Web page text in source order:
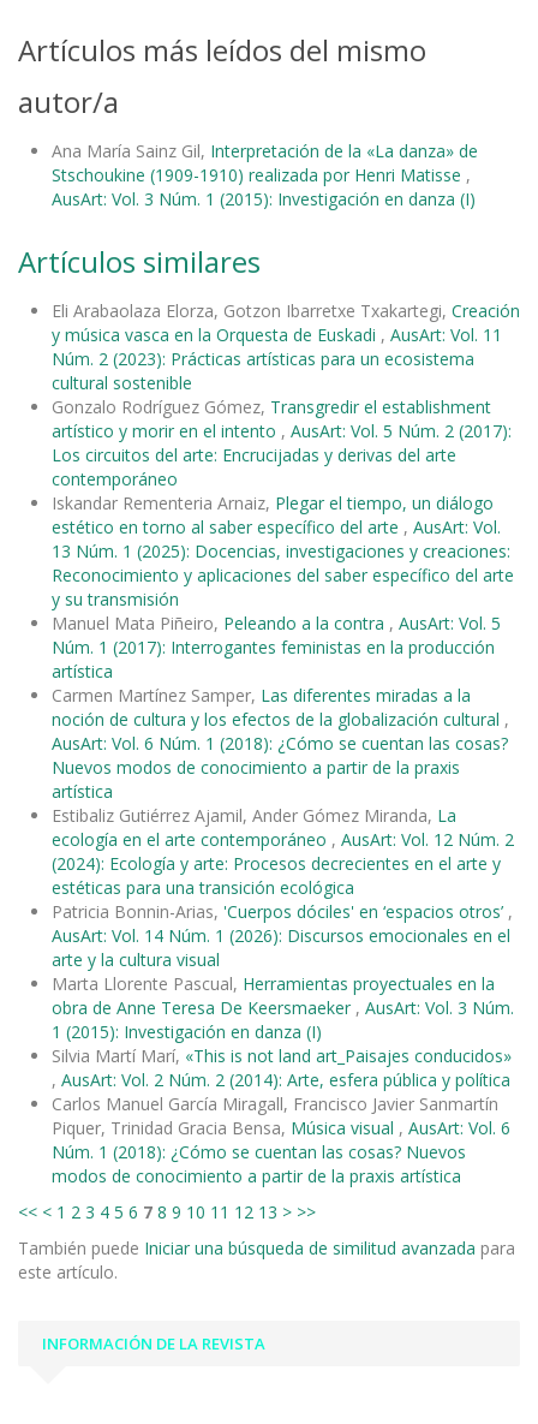
Artículos más leídos del mismo
autor/a
Ana María Sainz Gil, Interpretación de la «La danza» de
Stschoukine (1909-1910) realizada por Henri Matisse ,
AusArt: Vol. 3 Núm. 1 (2015): Investigación en danza (I)
Artículos similares
Eli Arabaolaza Elorza, Gotzon Ibarretxe Txakartegi, Creación
y música vasca en la Orquesta de Euskadi , AusArt: Vol. 11
Núm. 2 (2023): Prácticas artísticas para un ecosistema
cultural sostenible
Gonzalo Rodríguez Gómez, Transgredir el establishment
artístico y morir en el intento , AusArt: Vol. 5 Núm. 2 (2017):
Los circuitos del arte: Encrucijadas y derivas del arte
contemporáneo
Iskandar Rementeria Arnaiz, Plegar el tiempo, un diálogo
estético en torno al saber específico del arte , AusArt: Vol.
13 Núm. 1 (2025): Docencias, investigaciones y creaciones:
Reconocimiento y aplicaciones del saber específico del arte
y su transmisión
Manuel Mata Piñeiro, Peleando a la contra , AusArt: Vol. 5
Núm. 1 (2017): Interrogantes feministas en la producción
artística
Carmen Martínez Samper, Las diferentes miradas a la
noción de cultura y los efectos de la globalización cultural ,
AusArt: Vol. 6 Núm. 1 (2018): ¿Cómo se cuentan las cosas?
Nuevos modos de conocimiento a partir de la praxis
artística
Estibaliz Gutiérrez Ajamil, Ander Gómez Miranda, La
ecología en el arte contemporáneo , AusArt: Vol. 12 Núm. 2
(2024): Ecología y arte: Procesos decrecientes en el arte y
estéticas para una transición ecológica
Patricia Bonnin-Arias, 'Cuerpos dóciles' en ‘espacios otros’ ,
AusArt: Vol. 14 Núm. 1 (2026): Discursos emocionales en el
arte y la cultura visual
Marta Llorente Pascual, Herramientas proyectuales en la
obra de Anne Teresa De Keersmaeker , AusArt: Vol. 3 Núm.
1 (2015): Investigación en danza (I)
Silvia Martí Marí, «This is not land art_Paisajes conducidos»
, AusArt: Vol. 2 Núm. 2 (2014): Arte, esfera pública y política
Carlos Manuel García Miragall, Francisco Javier Sanmartín
Piquer, Trinidad Gracia Bensa, Música visual , AusArt: Vol. 6
Núm. 1 (2018): ¿Cómo se cuentan las cosas? Nuevos
modos de conocimiento a partir de la praxis artística
<< < 1 2 3 4 5 6 7 8 9 10 11 12 13 > >>
También puede Iniciar una búsqueda de similitud avanzada para
este artículo.
INFORMACIÓN DE LA REVISTA